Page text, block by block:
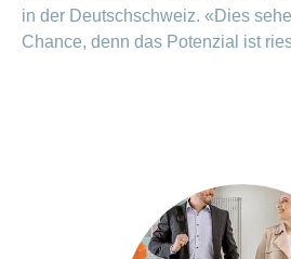
in der Deutschschweiz. «Dies
Chance, denn das Potenzial ist